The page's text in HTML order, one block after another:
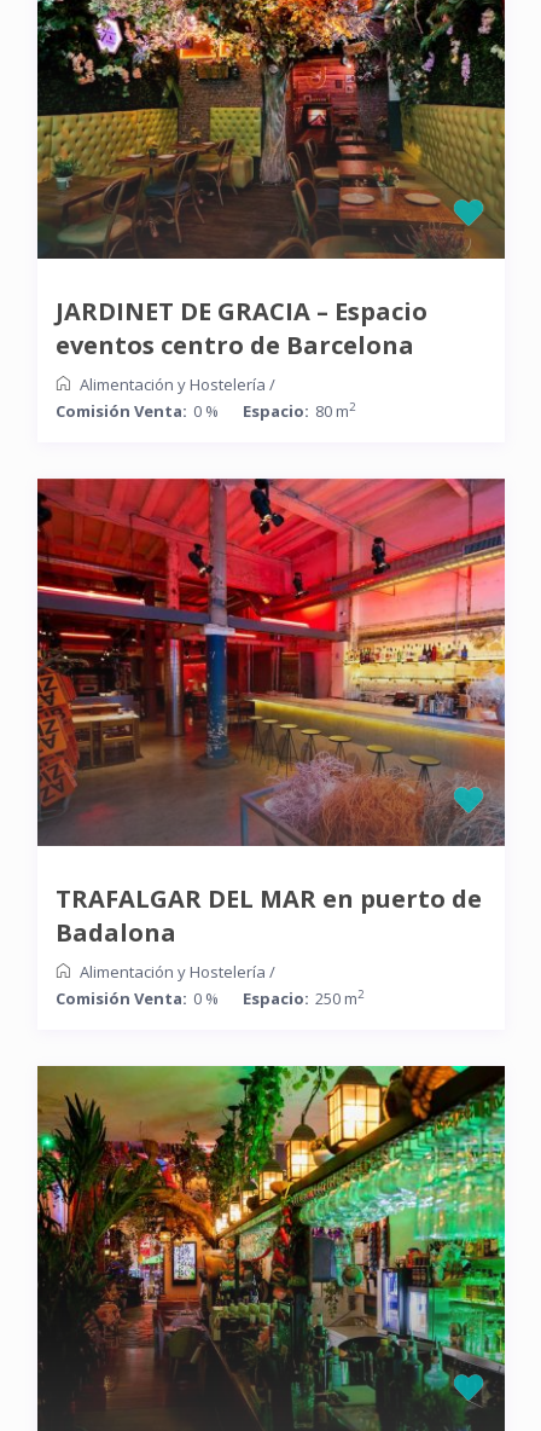
JARDINET DE GRACIA – Espacio
eventos centro de Barcelona
Alimentación y Hostelería /
Comisión Venta: 0 % Espacio: 80 m2
TRAFALGAR DEL MAR en puerto de
Badalona
Alimentación y Hostelería /
Comisión Venta: 0 % Espacio: 250 m2